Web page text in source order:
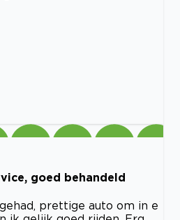
goed behandeld
prettige auto om in e